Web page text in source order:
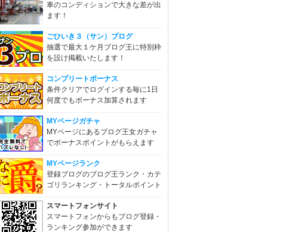
車のコンディションで大きな差が出
ます！
ごひいき３（サン）ブログ
抽選で最大１ケ月ブログ王に特別枠
を設け掲載いたします！
コンプリートボーナス
条件クリアでログインする毎に1日
何度でもボーナス加算されます
MYページガチャ
MYページにあるブログ王女ガチャ
でボーナスポイントがもらえます
MYページランク
登録ブログのブログ王ランク・カテ
ゴリランキング・トータルポイント
スマートフォンサイト
スマートフォンからもブログ登録・
ランキング参加ができます